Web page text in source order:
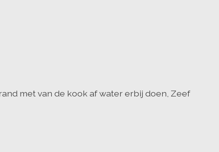
met van de kook af water erbij doen, Zeef